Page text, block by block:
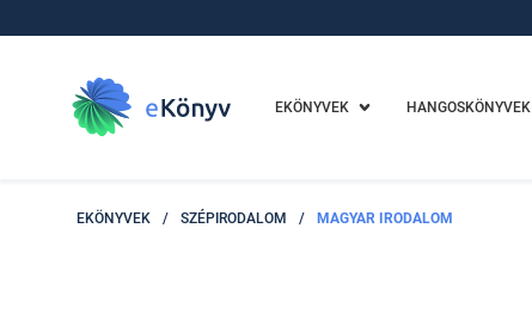
EKÖNYVEK HANGOSKÖNYVEK
EKÖNYVEK / SZÉPIRODALOM / MAGYAR IRODALOM